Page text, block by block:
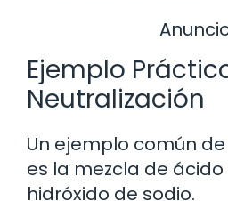
Ejemplo
Neutralización
Un ejemplo común
es la mezcla de
hidróxido de sodio.